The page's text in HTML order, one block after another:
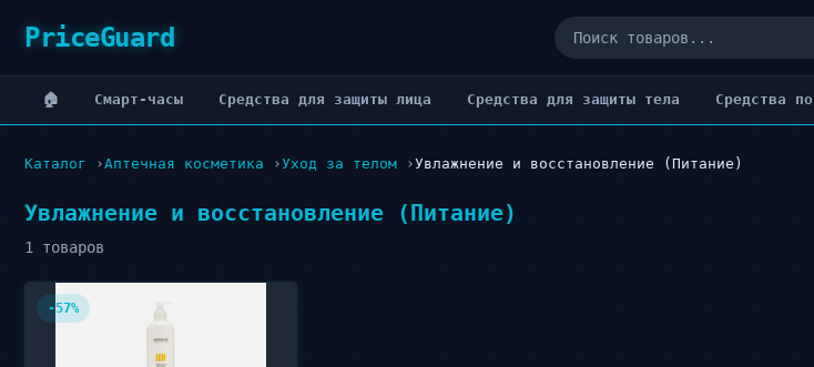
PriceGuard
🏠 Cмарт-часы Cредства для защиты лица Cредства для защиты тела Cредства
Каталог Аптечная косметика Уход за телом Увлажнение и восстановление (Питание)
Увлажнение и восстановление (Питание)
1 товаров
-57%